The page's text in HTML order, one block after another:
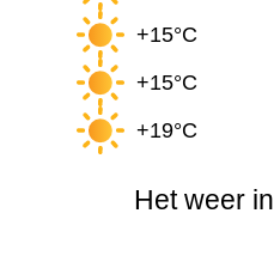
+15°C
+15°C
+19°C
Het weer